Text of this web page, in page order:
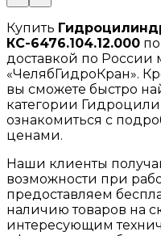
Купить
КС-6476.104.12.000
доставкой по России
«ЧелябГидроКран».
вы сможете быстро
категории
ознакомиться с
ценами.
Наши клиенты
возможности при
предоставляем
наличию товаров на
интересующим